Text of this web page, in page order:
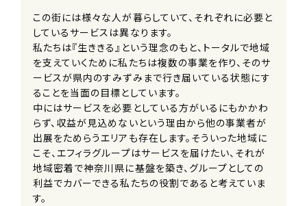
6ヶ月（条件変更なし）
契約期間
無期
※定年66歳
休日・休暇
シフト制／4週8休〜
■日曜
■年末年始
■有給休暇（法定通り）
■産前産後休暇（取得実績あり）
この街には様々な人が暮らしていて、それぞれに必要と
しているサービスは異なります。
私たちは『生ききる』という理念のもと、トータルで地域
を支えていくために私たちは複数の事業を作り、そのサ
ービスが県内のすみずみまで行き届いている状態にす
ることを当面の目標としています。
中にはサービスを必要としている方がいるにもかかわ
らず、収益が見込めないという理由から他の事業者が
出展をためらうエリアも存在します。そういった地域に
こそ、エフィラグループはサービスを届けたい、それが
地域密着で神奈川県に基盤を築き、グループとしての
利益でカバーできる私たちの役割であると考えていま
す。